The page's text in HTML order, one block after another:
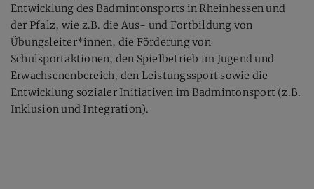
Entwicklung des Badmintonsports in Rheinhessen und
der Pfalz, wie z.B. die Aus- und Fortbildung von
Übungsleiter*innen, die Förderung von
Schulsportaktionen, den Spielbetrieb im Jugend und
Erwachsenenbereich, den Leistungssport sowie die
Entwicklung sozialer Initiativen im Badmintonsport (z.B.
Inklusion und Integration).